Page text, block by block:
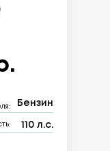
Бензин
110 л.с.